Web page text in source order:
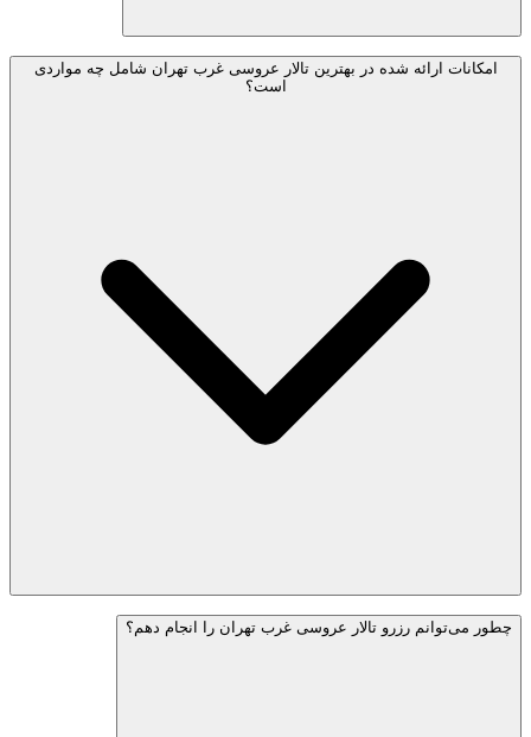
امکانات ارائه شده در بهترین تالار عروسی غرب تهران شامل چه مواردی
است؟
چطور می‌توانم رزرو تالار عروسی غرب تهران را انجام دهم؟